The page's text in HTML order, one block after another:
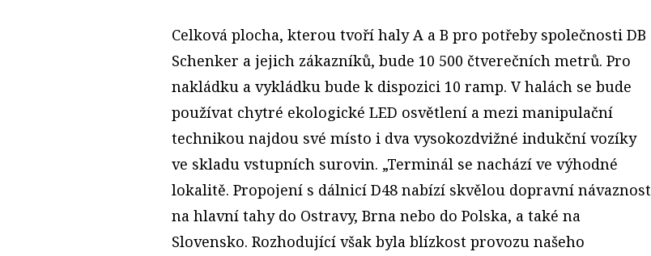
Celková plocha, kterou tvoří haly A a B pro potřeby společnosti DB
Schenker a jejich zákazníků, bude 10 500 čtverečních metrů. Pro
nakládku a vykládku bude k dispozici 10 ramp. V halách se bude
používat chytré ekologické LED osvětlení a mezi manipulační
technikou najdou své místo i dva vysokozdvižné indukční vozíky
ve skladu vstupních surovin. „Terminál se nachází ve výhodné
lokalitě. Propojení s dálnicí D48 nabízí skvělou dopravní návaznost
na hlavní tahy do Ostravy, Brna nebo do Polska, a také na
Slovensko. Rozhodující však byla blízkost provozu našeho